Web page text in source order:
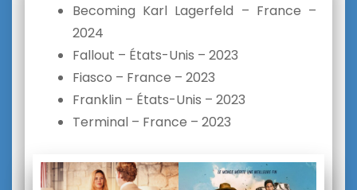
Becoming Karl Lagerfeld – France –
2024
Fallout – États-Unis – 2023
Fiasco – France – 2023
Franklin – États-Unis – 2023
Terminal – France – 2023